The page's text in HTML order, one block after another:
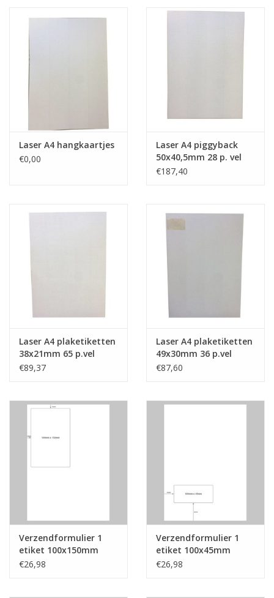
Laser A4 hangkaartjes
€0,00
Laser A4 piggyback
50x40,5mm 28 p. vel
€187,40
Laser A4 plaketiketten
38x21mm 65 p.vel
€89,37
Laser A4 plaketiketten
49x30mm 36 p.vel
€87,60
Verzendformulier 1
etiket 100x150mm
€26,98
Verzendformulier 1
etiket 100x45mm
€26,98